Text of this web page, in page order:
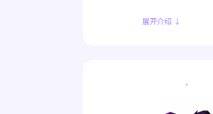
展开介绍 ↓
⚡